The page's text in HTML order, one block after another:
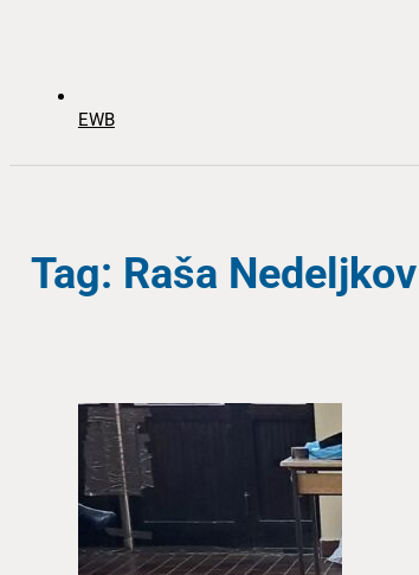
EWB
Tag: Raša Nedeljkov